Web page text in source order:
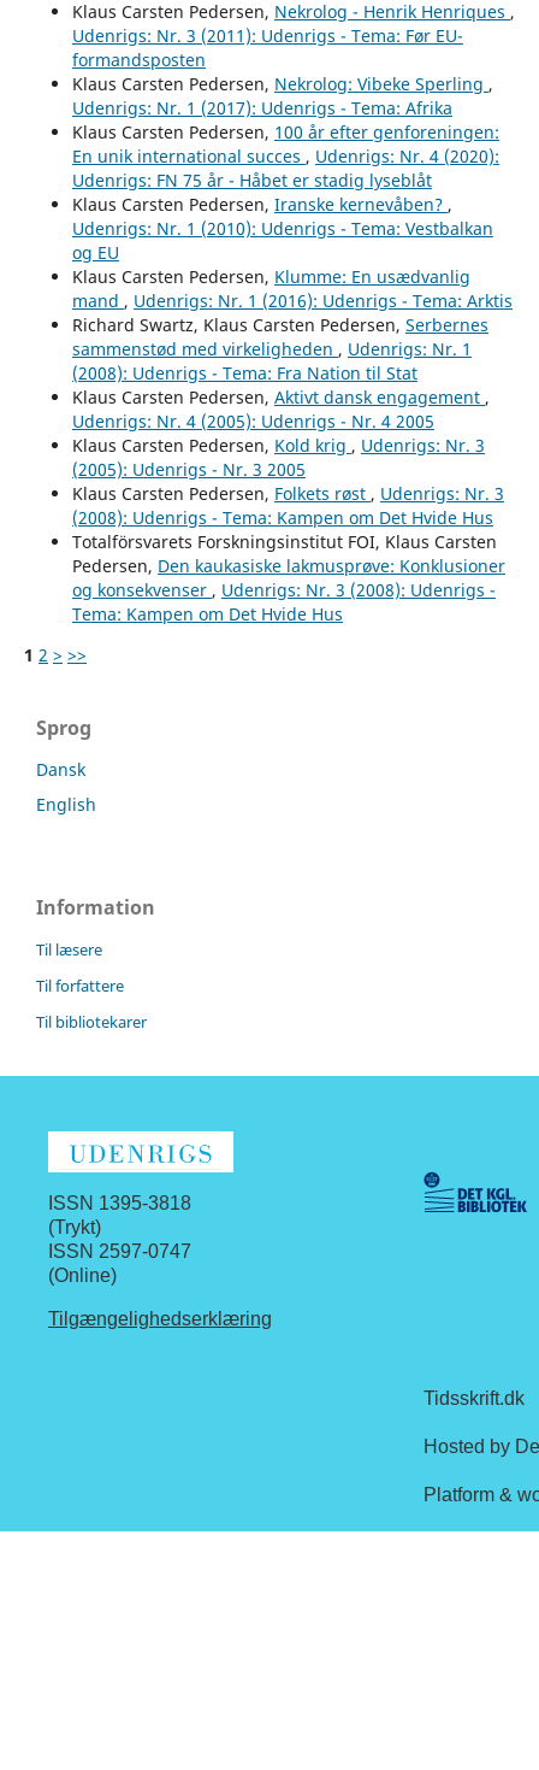
Klaus Carsten Pedersen, Nekrolog - Henrik Henriques ,
Udenrigs: Nr. 3 (2011): Udenrigs - Tema: Før EU-
formandsposten
Klaus Carsten Pedersen, Nekrolog: Vibeke Sperling ,
Udenrigs: Nr. 1 (2017): Udenrigs - Tema: Afrika
Klaus Carsten Pedersen, 100 år efter genforeningen:
En unik international succes , Udenrigs: Nr. 4 (2020):
Udenrigs: FN 75 år - Håbet er stadig lyseblåt
Klaus Carsten Pedersen, Iranske kernevåben? ,
Udenrigs: Nr. 1 (2010): Udenrigs - Tema: Vestbalkan
og EU
Klaus Carsten Pedersen, Klumme: En usædvanlig
mand , Udenrigs: Nr. 1 (2016): Udenrigs - Tema: Arktis
Richard Swartz, Klaus Carsten Pedersen, Serbernes
sammenstød med virkeligheden , Udenrigs: Nr. 1
(2008): Udenrigs - Tema: Fra Nation til Stat
Klaus Carsten Pedersen, Aktivt dansk engagement ,
Udenrigs: Nr. 4 (2005): Udenrigs - Nr. 4 2005
Klaus Carsten Pedersen, Kold krig , Udenrigs: Nr. 3
(2005): Udenrigs - Nr. 3 2005
Klaus Carsten Pedersen, Folkets røst , Udenrigs: Nr. 3
(2008): Udenrigs - Tema: Kampen om Det Hvide Hus
Totalförsvarets Forskningsinstitut FOI, Klaus Carsten
Pedersen, Den kaukasiske lakmusprøve: Konklusioner
og konsekvenser , Udenrigs: Nr. 3 (2008): Udenrigs -
Tema: Kampen om Det Hvide Hus
1 2 > >>
Sprog
Dansk
English
Information
Til læsere
Til forfattere
Til bibliotekarer
ISSN 1395-3818
(Trykt)
ISSN 2597-0747
(Online)
Tilgængelighedserklæring